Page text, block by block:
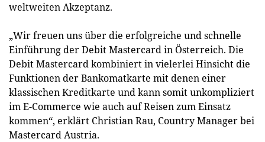
weltweiten Akzeptanz.
„Wir freuen uns über die erfolgreiche und schnelle
Einführung der Debit Mastercard in Österreich. Die
Debit Mastercard kombiniert in vielerlei Hinsicht die
Funktionen der Bankomatkarte mit denen einer
klassischen Kreditkarte und kann somit unkompliziert
im E-Commerce wie auch auf Reisen zum Einsatz
kommen“, erklärt Christian Rau, Country Manager bei
Mastercard Austria.